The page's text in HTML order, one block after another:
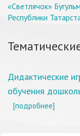
«Светлячок»
Республики
Дидактические
обучения
[подробнее]